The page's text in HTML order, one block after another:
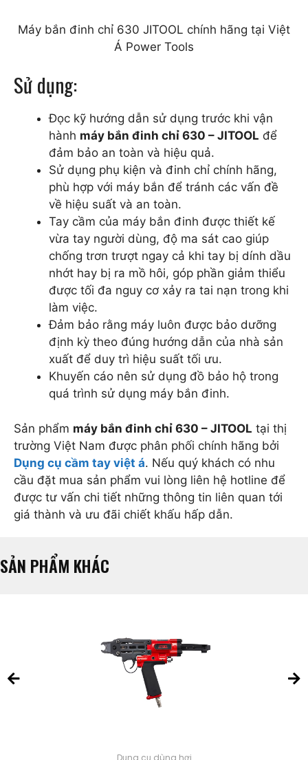
Máy bắn đinh chỉ 630 JITOOL chính hãng tại Việt
Á Power Tools
Sử dụng:
Đọc kỹ hướng dẫn sử dụng trước khi vận
hành máy bắn đinh chỉ 630 – JITOOL để
đảm bảo an toàn và hiệu quả.
Sử dụng phụ kiện và đinh chỉ chính hãng,
phù hợp với máy bắn để tránh các vấn đề
về hiệu suất và an toàn.
Tay cầm của máy bắn đinh được thiết kế
vừa tay người dùng, độ ma sát cao giúp
chống trơn trượt ngay cả khi tay bị dính dầu
nhớt hay bị ra mồ hôi, góp phần giảm thiểu
được tối đa nguy cơ xảy ra tai nạn trong khi
làm việc.
Đảm bảo rằng máy luôn được bảo dưỡng
định kỳ theo đúng hướng dẫn của nhà sản
xuất để duy trì hiệu suất tối ưu.
Khuyến cáo nên sử dụng đồ bảo hộ trong
quá trình sử dụng máy bắn đinh.
Sản phẩm máy bắn đinh chỉ 630 – JITOOL tại thị
trường Việt Nam được phân phối chính hãng bởi
Dụng cụ cầm tay việt á. Nếu quý khách có nhu
cầu đặt mua sản phẩm vui lòng liên hệ hotline để
được tư vấn chi tiết những thông tin liên quan tới
giá thành và ưu đãi chiết khấu hấp dẫn.
SẢN PHẨM KHÁC
Dụng cụ dùng hơi